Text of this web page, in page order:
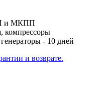
и МКПП
компрессоры
- 10 дней
и возврате.